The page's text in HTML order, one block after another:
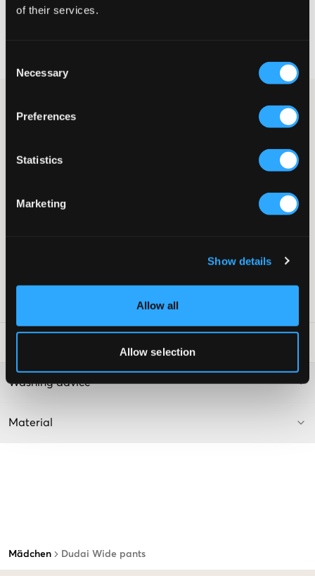
of their services.
Selection
Necessary
Preferences
Statistics
Marketing
Show details
Allow all
Allow selection
Mädchen Dudai Wide pants
weitem Bein und die Taille ist niedrig. Die Taille lässt sich innen
verstellen. Seitliche Taschen sind vorhanden und hinten gibt es
wenn man sie schick stylt, wie wenn man sie lässig trägt.
Taschen hinten (Fake)
Washing advice
Material